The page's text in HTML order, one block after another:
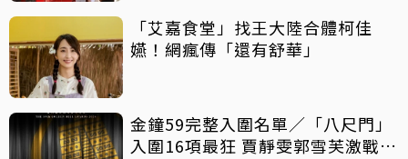
「艾嘉食堂」找王大陸合體柯佳
嬿！網瘋傳「還有舒華」
金鐘59完整入圍名單／「八尺門」
入圍16項最狂 賈靜雯郭雪芙激戰視